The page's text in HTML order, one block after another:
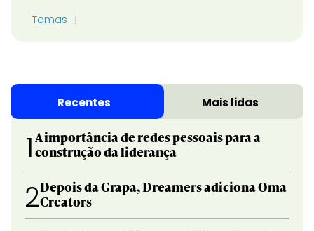
Temas
Recentes Mais lidas
1 A importância de redes pessoais para a
construção da liderança
2Depois da Grapa, Dreamers adiciona Oma
Creators